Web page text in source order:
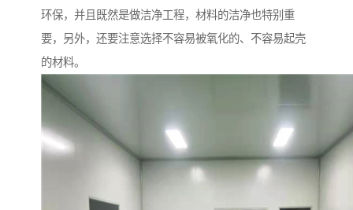
环保，并且既然是做洁净工程，材料的洁净也特别重
要，另外，还要注意选择不容易被氧化的、不容易起壳
的材料。